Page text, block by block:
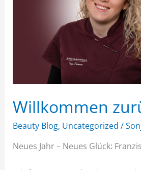
Willkommen
Beauty Blog, Uncategorized /
Neues Jahr – Neues Glück: